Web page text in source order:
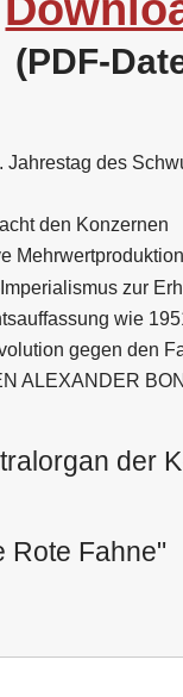
(PDF-
Jahrestag des
den Konzernen
zur
wie
gegen den
ALEXANDER
der
Rote Fahne"